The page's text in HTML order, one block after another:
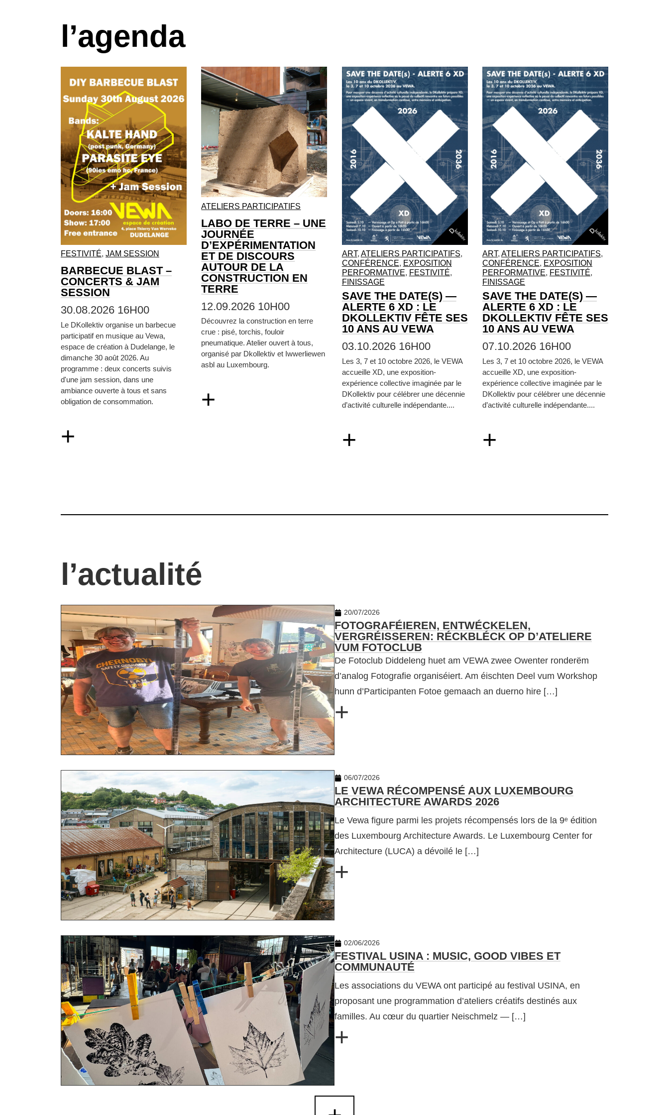
l’agenda
FESTIVITÉ, JAM SESSION
BARBECUE BLAST –
CONCERTS & JAM
SESSION
30.08.2026 16H00
Le DKollektiv organise un barbecue
participatif en musique au Vewa,
espace de création à Dudelange, le
dimanche 30 août 2026. Au
programme : deux concerts suivis
d'une jam session, dans une
ambiance ouverte à tous et sans
obligation de consommation.
+
ATELIERS PARTICIPATIFS
LABO DE TERRE – UNE
JOURNÉE
D’EXPÉRIMENTATION
ET DE DISCOURS
AUTOUR DE LA
CONSTRUCTION EN
TERRE
12.09.2026 10H00
Découvrez la construction en terre
crue : pisé, torchis, fouloir
pneumatique. Atelier ouvert à tous,
organisé par Dkollektiv et Iwwerliewen
asbl au Luxembourg.
+
ART, ATELIERS PARTICIPATIFS,
CONFÉRENCE, EXPOSITION
PERFORMATIVE, FESTIVITÉ,
FINISSAGE
SAVE THE DATE(S) —
ALERTE 6 XD : LE
DKOLLEKTIV FÊTE SES
10 ANS AU VEWA
03.10.2026 16H00
Les 3, 7 et 10 octobre 2026, le VEWA
accueille XD, une exposition-
expérience collective imaginée par le
DKollektiv pour célébrer une décennie
d’activité culturelle indépendante....
+
ART, ATELIERS PARTICIPATIFS,
CONFÉRENCE, EXPOSITION
PERFORMATIVE, FESTIVITÉ,
FINISSAGE
SAVE THE DATE(S) —
ALERTE 6 XD : LE
DKOLLEKTIV FÊTE SES
10 ANS AU VEWA
07.10.2026 16H00
Les 3, 7 et 10 octobre 2026, le VEWA
accueille XD, une exposition-
expérience collective imaginée par le
DKollektiv pour célébrer une décennie
d’activité culturelle indépendante....
+
l’actualité
20/07/2026
FOTOGRAFÉIEREN, ENTWÉCKELEN,
VERGRÉISSEREN: RÉCKBLÉCK OP D’ATELIERE
VUM FOTOCLUB
De Fotoclub Diddeleng huet am VEWA zwee Owenter ronderëm
d’analog Fotografie organiséiert. Am éischten Deel vum Workshop
hunn d’Participanten Fotoe gemaach an duerno hire […]
+
06/07/2026
LE VEWA RÉCOMPENSÉ AUX LUXEMBOURG
ARCHITECTURE AWARDS 2026
Le Vewa figure parmi les projets récompensés lors de la 9ᵉ édition
des Luxembourg Architecture Awards. Le Luxembourg Center for
Architecture (LUCA) a dévoilé le […]
+
02/06/2026
FESTIVAL USINA : MUSIC, GOOD VIBES ET
COMMUNAUTÉ
Les associations du VEWA ont participé au festival USINA, en
proposant une programmation d’ateliers créatifs destinés aux
familles. Au cœur du quartier Neischmelz — […]
+